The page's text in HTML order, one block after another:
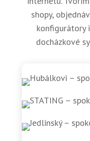
shopy,
konfigurátory
docházkové